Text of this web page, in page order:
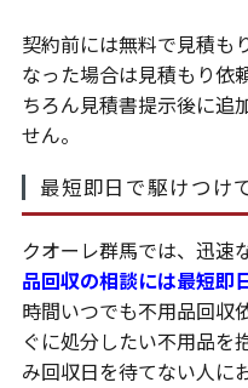
契約前には無料で見積も
なった場合は見積もり依
ちろん見積書提示後に追
せん。
最短即日で駆けつけ
クオーレ群馬では、迅速
品回収の相談には最短即
時間いつでも不用品回収
ぐに処分したい不用品を
み回収日を待てない人に